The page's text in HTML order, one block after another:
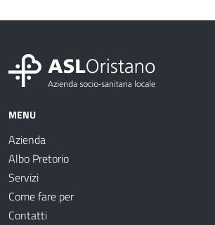
MENU
Azienda
Albo Pretorio
Servizi
Come fare per
Contatti